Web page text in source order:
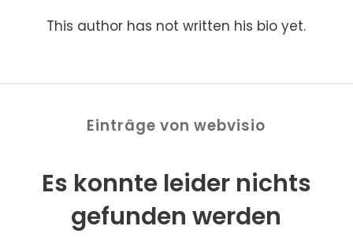
This author has not written his bio yet.
Einträge von webvisio
Es konnte leider nichts
gefunden werden